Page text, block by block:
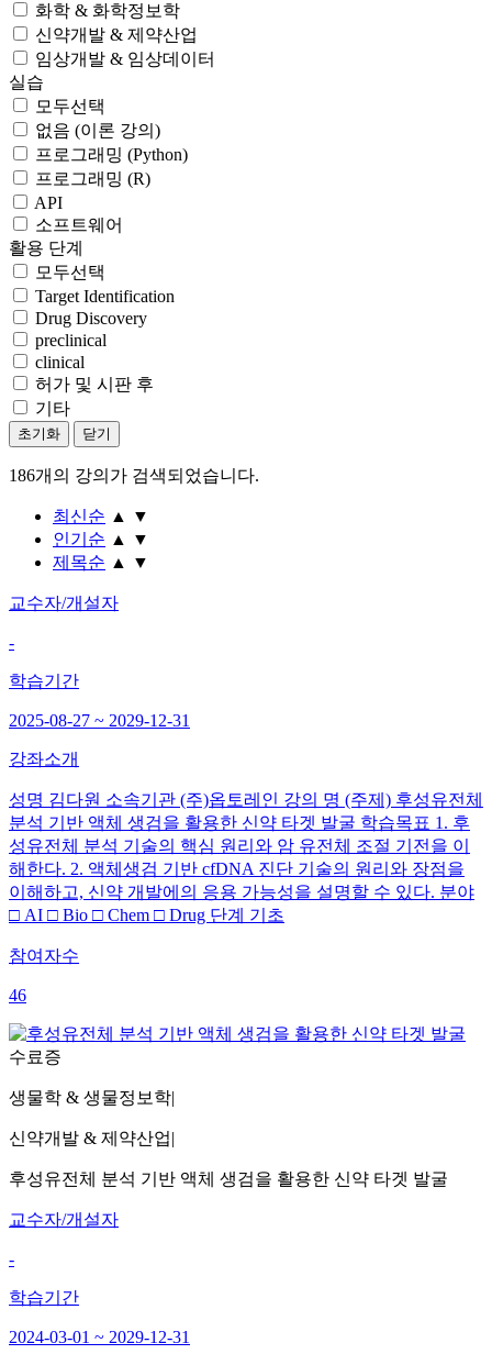
화학 & 화학정보학
신약개발 & 제약산업
임상개발 & 임상데이터
실습
모두선택
없음 (이론 강의)
프로그래밍 (Python)
프로그래밍 (R)
API
소프트웨어
활용 단계
모두선택
Target Identification
Drug Discovery
preclinical
clinical
허가 및 시판 후
기타
초기화 닫기
186개 의 강의가 검색되었습니다.
최신순 ▲
▼
인기순 ▲
▼
제목순 ▲ ▼
교수자/개설자
-
학습기간
2025-08-27 ~ 2029-12-31
강좌소개
성명 김다원 소속기관 (주)옵토레인 강의 명 (주제) 후성유전체
분석 기반 액체 생검을 활용한 신약 타겟 발굴 학습목표 1. 후
성유전체 분석 기술의 핵심 원리와 암 유전체 조절 기전을 이
해한다. 2. 액체생검 기반 cfDNA 진단 기술의 원리와 장점을
이해하고, 신약 개발에의 응용 가능성을 설명할 수 있다. 분야
□ AI □ Bio □ Chem □ Drug 단계 기초
참여자수
46
수료증
생물학 & 생물정보학|
신약개발 & 제약산업|
후성유전체 분석 기반 액체 생검을 활용한 신약 타겟 발굴
교수자/개설자
-
학습기간
2024-03-01 ~ 2029-12-31